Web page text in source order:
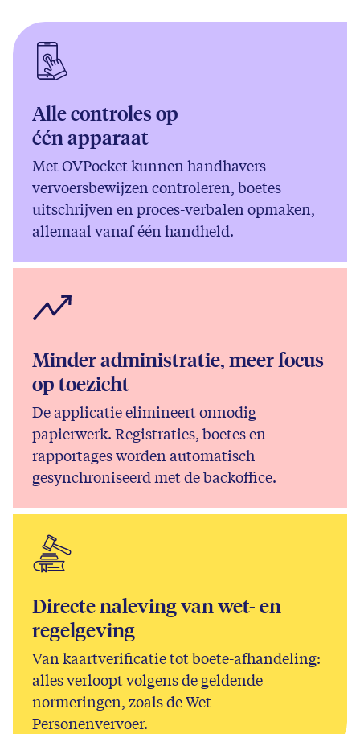
Alle controles op
één apparaat
Met OVPocket kunnen handhavers
vervoersbewijzen controleren, boetes
uitschrijven en proces-verbalen opmaken,
allemaal vanaf één handheld.
Minder administratie, meer focus
op toezicht
De applicatie elimineert onnodig
papierwerk. Registraties, boetes en
rapportages worden automatisch
gesynchroniseerd met de backoffice.
Directe naleving van wet- en
regelgeving
Van kaartverificatie tot boete-afhandeling:
alles verloopt volgens de geldende
normeringen, zoals de Wet
Personenvervoer.